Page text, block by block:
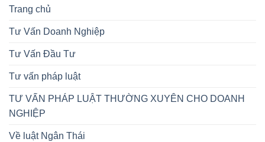
Trang chủ
Tư Vấn Doanh Nghiệp
Tư Vấn Đầu Tư
Tư vấn pháp luật
TƯ VẤN PHÁP LUẬT THƯỜNG XUYÊN CHO DOANH
NGHIỆP
Về luật Ngân Thái